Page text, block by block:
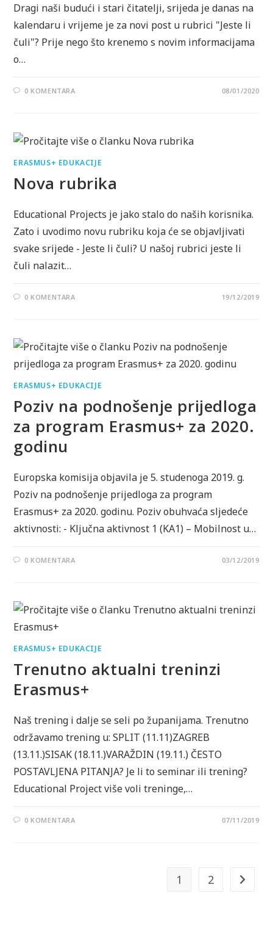
Dragi naši budući i stari čitatelji, srijeda je danas na
kalendaru i vrijeme je za novi post u rubrici "Jeste li
čuli"? Prije nego što krenemo s novim informacijama
o…
0 KOMENTARA 08/01/2020
ERASMUS+ EDUKACIJE
Nova rubrika
Educational Projects je jako stalo do naših korisnika.
Zato i uvodimo novu rubriku koja će se objavljivati
svake srijede - Jeste li čuli? U našoj rubrici jeste li
čuli nalazit…
0 KOMENTARA 19/12/2019
ERASMUS+ EDUKACIJE
Poziv na podnošenje prijedloga
za program Erasmus+ za 2020.
godinu
Europska komisija objavila je 5. studenoga 2019. g.
Poziv na podnošenje prijedloga za program
Erasmus+ za 2020. godinu. Poziv obuhvaća sljedeće
aktivnosti: - Ključna aktivnost 1 (KA1) – Mobilnost u…
0 KOMENTARA 03/12/2019
ERASMUS+ EDUKACIJE
Trenutno aktualni treninzi
Erasmus+
Naš trening i dalje se seli po županijama. Trenutno
održavamo trening u: SPLIT (11.11)ZAGREB
(13.11.)SISAK (18.11.)VARAŽDIN (19.11.) ČESTO
POSTAVLJENA PITANJA? Je li to seminar ili trening?
Educational Project više voli treninge,…
0 KOMENTARA 07/11/2019
1 2 Idi na